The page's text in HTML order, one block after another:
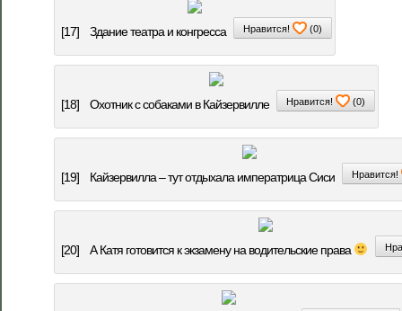
[17] Здание театра и конгресса Нравится! (0)
[18] Охотник с собаками в Кайзервилле Нравится! (0)
[19] Кайзервилла – тут отдыхала императрица Сиси Нравится!
[20] А Катя готовится к экзамену на водительские права